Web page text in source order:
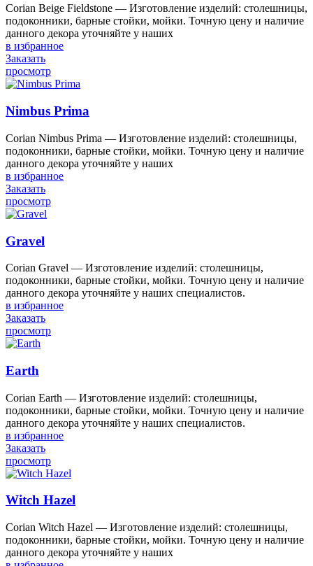
Corian Beige Fieldstone — Изготовление изделий: столешницы,
подоконники, барные стойки, мойки. Точную цену и наличие
данного декора уточняйте у наших
в избранное
Заказать
просмотр
Nimbus Prima
Corian Nimbus Prima — Изготовление изделий: столешницы,
подоконники, барные стойки, мойки. Точную цену и наличие
данного декора уточняйте у наших
в избранное
Заказать
просмотр
Gravel
Corian Gravel — Изготовление изделий: столешницы,
подоконники, барные стойки, мойки. Точную цену и наличие
данного декора уточняйте у наших специалистов.
в избранное
Заказать
просмотр
Earth
Corian Earth — Изготовление изделий: столешницы,
подоконники, барные стойки, мойки. Точную цену и наличие
данного декора уточняйте у наших специалистов.
в избранное
Заказать
просмотр
Witch Hazel
Corian Witch Hazel — Изготовление изделий: столешницы,
подоконники, барные стойки, мойки. Точную цену и наличие
данного декора уточняйте у наших